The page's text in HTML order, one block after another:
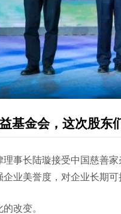
基金会，这次股东
事长陆璇接受中国慈善
业美誉度，对企业长期可
改变。